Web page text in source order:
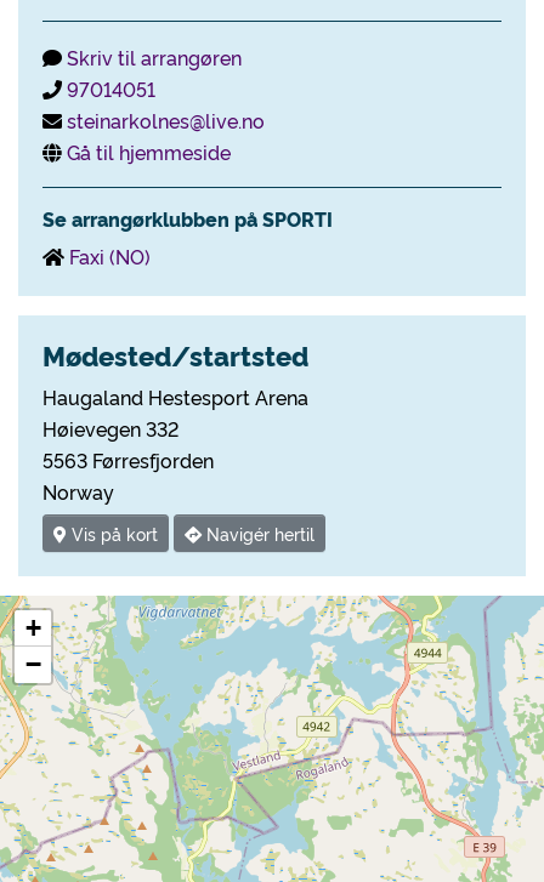
Skriv til arrangøren
97014051
steinarkolnes@live.no
Gå til hjemmeside
Se arrangørklubben på SPORTI
Faxi (NO)
Mødested/startsted
Haugaland Hestesport Arena
Høievegen 332
5563 Førresfjorden
Norway
Vis på kort Navigér hertil
+
−